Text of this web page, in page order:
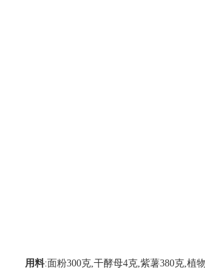
用料:面粉300克,干酵母4克,紫薯380克,植